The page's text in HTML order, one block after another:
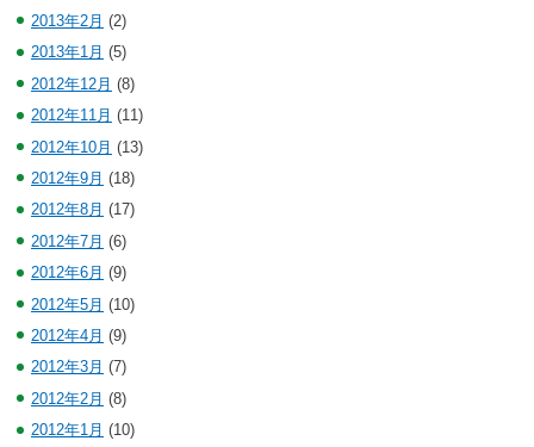
2013年2月 (2)
2013年1月 (5)
2012年12月 (8)
2012年11月 (11)
2012年10月 (13)
2012年9月 (18)
2012年8月 (17)
2012年7月 (6)
2012年6月 (9)
2012年5月 (10)
2012年4月 (9)
2012年3月 (7)
2012年2月 (8)
2012年1月 (10)